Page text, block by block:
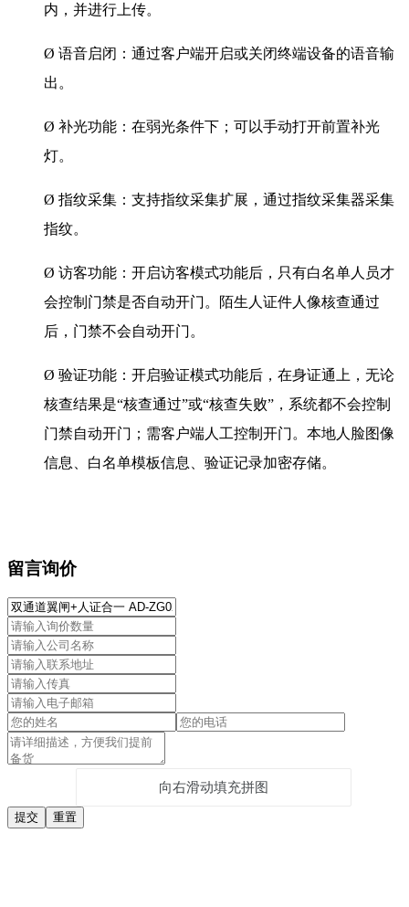
内，并进行上传。
Ø 语音启闭：通过客户端开启或关闭终端设备的语音输
出。
Ø 补光功能：在弱光条件下；可以手动打开前置补光
灯。
Ø 指纹采集：支持指纹采集扩展，通过指纹采集器采集
指纹。
Ø 访客功能：开启访客模式功能后，只有白名单人员才
会控制门禁是否自动开门。陌生人证件人像核查通过
后，门禁不会自动开门。
Ø 验证功能：开启验证模式功能后，在身证通上，无论
核查结果是“核查通过”或“核查失败”，系统都不会控制
门禁自动开门；需客户端人工控制开门。本地人脸图像
信息、白名单模板信息、验证记录加密存储。
留言询价
向右滑动填充拼图